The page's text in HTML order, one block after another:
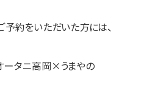
約をいただいた方には、
ータニ高岡×うまやの